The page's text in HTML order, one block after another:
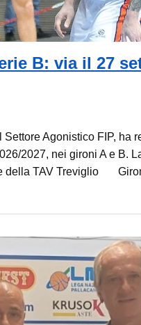
B: via il 27
Agonistico FIP, ha
2027, nei gironi A e B.
della TAV Treviglio